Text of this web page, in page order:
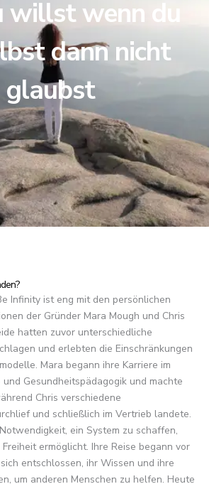
willst wenn du
dann nicht
glaubst
Infinity ist eng mit den persönlichen
der Gründer Mara Mough und Chris
hatten zuvor unterschiedliche
und erlebten die Einschränkungen
Mara begann ihre Karriere im
Gesundheitspädagogik und machte
Chris verschiedene
und schließlich im Vertrieb landete.
ein System zu schaffen,
ermöglicht. Ihre Reise begann vor
entschlossen, ihr Wissen und ihre
um anderen Menschen zu helfen. Heute